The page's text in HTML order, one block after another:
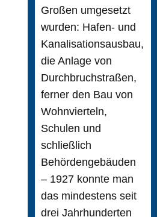
Großen umgesetzt
wurden: Hafen- und
Kanalisationsausbau,
die Anlage von
Durchbruchstraßen,
ferner den Bau von
Wohnvierteln,
Schulen und
schließlich
Behördengebäuden
– 1927 konnte man
das mindestens seit
drei Jahrhunderten